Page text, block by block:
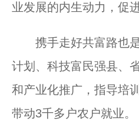
业发展的内生动力，促
携手走好共富路也是
计划、科技富民强县、
和产业化推广，指导培
带动3千多户农户就业。